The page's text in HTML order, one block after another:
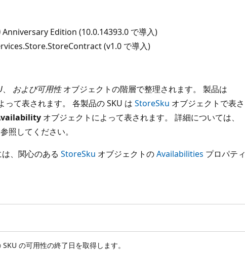
Edition (10.0.14393.0 で導入)
(v1.0 で導入)
、 および可用性オブジェクトの階層で整理されます。 製品は
って表されます。 各製品の SKU は StoreSku オブジェクトで表さ
オブジェクトによって表されます。 詳細については、
照してください。
、関心のある StoreSku オブジェクトのAvailabilities プロパティ
SKU の可用性の終了日を取得します。